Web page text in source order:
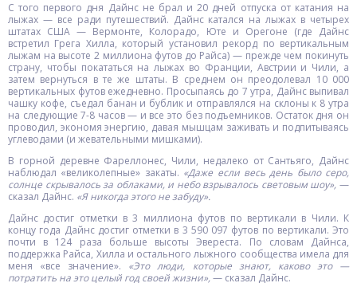
С того первого дня Дайнс не брал и 20 дней отпуска от катания на
лыжах — все ради путешествий. Дайнс катался на лыжах в четырех
штатах США — Вермонте, Колорадо, Юте и Орегоне (где Дайнс
встретил Грега Хилла, который установил рекорд по вертикальным
лыжам на высоте 2 миллиона футов до Райса) — прежде чем покинуть
страну, чтобы покататься на лыжах во Франции, Австрии и Чили, а
затем вернуться в те же штаты. В среднем он преодолевал 10 000
вертикальных футов ежедневно. Просыпаясь до 7 утра, Дайнс выпивал
чашку кофе, съедал банан и бублик и отправлялся на склоны к 8 утра
на следующие 7-8 часов — и все это без подъемников. Остаток дня он
проводил, экономя энергию, давая мышцам заживать и подпитываясь
углеводами (и жевательными мишками).
В горной деревне Фареллонес, Чили, недалеко от Сантьяго, Дайнс
наблюдал «великолепные» закаты. «Даже если весь день было серо,
солнце скрывалось за облаками, и небо взрывалось световым шоу», —
сказал Дайнс. «Я никогда этого не забуду».
Дайнс достиг отметки в 3 миллиона футов по вертикали в Чили. К
концу года Дайнс достиг отметки в 3 590 097 футов по вертикали. Это
почти в 124 раза больше высоты Эвереста. По словам Дайнса,
поддержка Райса, Хилла и остального лыжного сообщества имела для
меня «все значение». «Это люди, которые знают, каково это —
потратить на это целый год своей жизни», — сказал Дайнс.